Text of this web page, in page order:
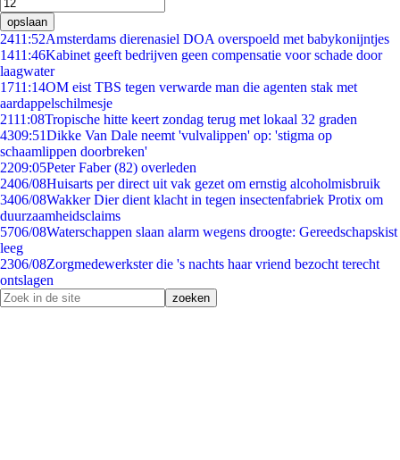
opslaan
2411:52Amsterdams dierenasiel DOA overspoeld met babykonijntjes
1411:46Kabinet geeft bedrijven geen compensatie voor schade door
laagwater
1711:14OM eist TBS tegen verwarde man die agenten stak met
aardappelschilmesje
2111:08Tropische hitte keert zondag terug met lokaal 32 graden
4309:51Dikke Van Dale neemt 'vulvalippen' op: 'stigma op
schaamlippen doorbreken'
2209:05Peter Faber (82) overleden
2406/08Huisarts per direct uit vak gezet om ernstig alcoholmisbruik
3406/08Wakker Dier dient klacht in tegen insectenfabriek Protix om
duurzaamheidsclaims
5706/08Waterschappen slaan alarm wegens droogte: Gereedschapskist
leeg
2306/08Zorgmedewerkster die 's nachts haar vriend bezocht terecht
ontslagen